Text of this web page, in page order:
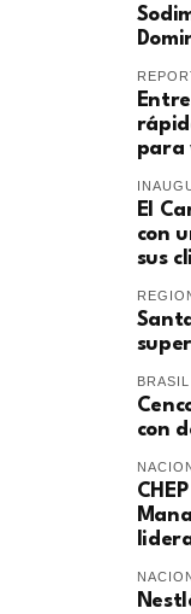
para
El
con
sus
BRASIL
con